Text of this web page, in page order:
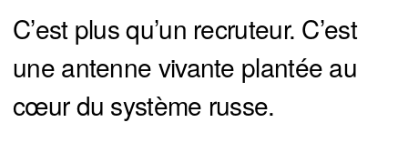
C’est plus qu’un recruteur. C’est
une antenne vivante plantée au
cœur du système russe.